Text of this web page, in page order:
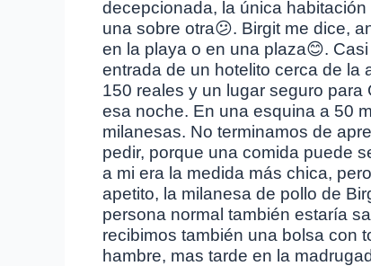
decepcionada, la única
una sobre otra😕. Birgit me dice,
en la playa o en una plaza😊.
entrada de un hotelito cerca de la
150 reales y un lugar seguro
esa noche. En una esquina a 50
milanesas. No terminamos de
pedir, porque una comida puede
a mi era la medida más chica,
apetito, la milanesa de pollo de
persona normal también estaría
recibimos también una bolsa con
hambre, mas tarde en la